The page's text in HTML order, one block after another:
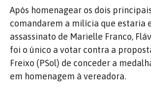
Após homenagear os dois
comandarem a milícia que estaria
assassinato de Marielle Franco,
foi o único a votar contra a
Freixo (PSol) de conceder a
em homenagem à vereadora.